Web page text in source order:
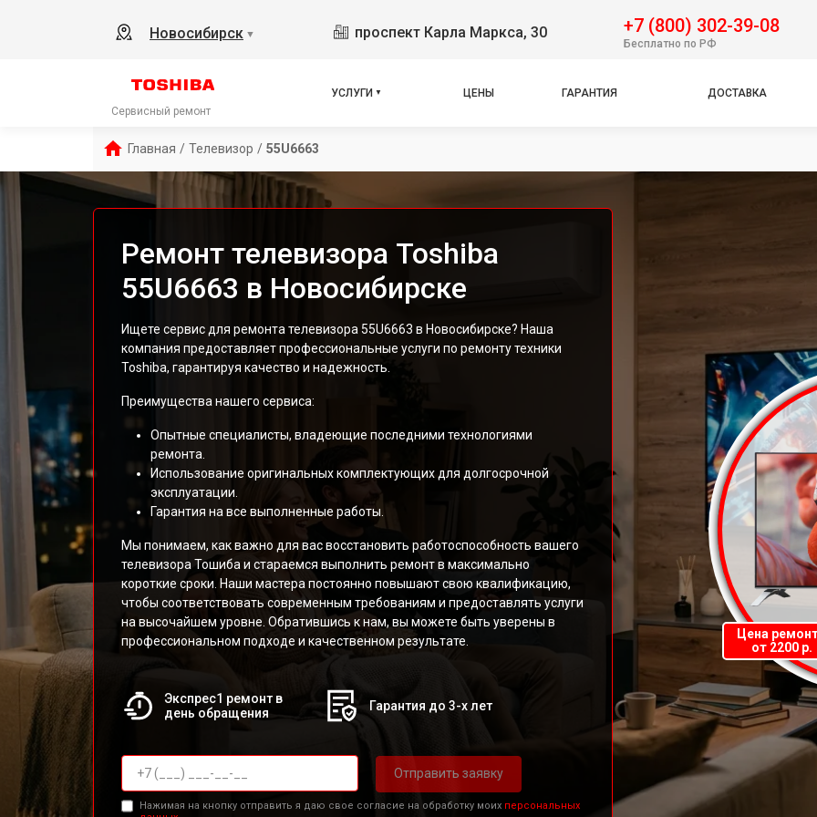
Новосибирск ▼ проспект Карла Маркса, 30 +7 (800) 302-39-08
Бесплатно по РФ
Сервисный ремонт
УСЛУГИ ЦЕНЫ ГАРАНТИЯ ДОСТАВКА
Главная / Телевизор / 55U6663
Ремонт телевизора Toshiba
55U6663 в Новосибирске
Ищете сервис для ремонта телевизора 55U6663 в Новосибирске? Наша
компания предоставляет профессиональные услуги по ремонту техники
Toshiba, гарантируя качество и надежность.
Преимущества нашего сервиса:
Опытные специалисты, владеющие последними технологиями
ремонта.
Использование оригинальных комплектующих для долгосрочной
эксплуатации.
Гарантия на все выполненные работы.
Мы понимаем, как важно для вас восстановить работоспособность вашего
телевизора Тошиба и стараемся выполнить ремонт в максимально
короткие сроки. Наши мастера постоянно повышают свою квалификацию,
чтобы соответствовать современным требованиям и предоставлять услуги
на высочайшем уровне. Обратившись к нам, вы можете быть уверены в
профессиональном подходе и качественном результате.
Экспрес1 ремонт в
день обращения
Гарантия до 3-х лет
Отправить заявку
Нажимая на кнопку отправить я даю свое согласие на обработку моих персональных
Цена
от 2200 р.